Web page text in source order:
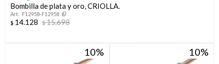
Bombilla de plata y oro, CRIOLLA.
F12958-F12958
$ 14.128 $15.698
10 10
Compromiso